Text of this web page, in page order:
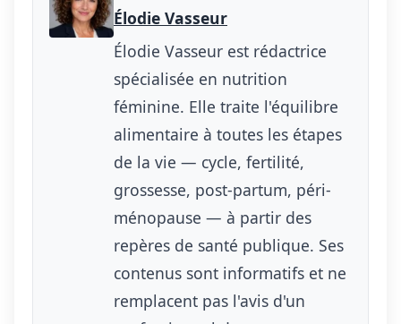
Élodie Vasseur
Élodie Vasseur est rédactrice
spécialisée en nutrition
féminine. Elle traite l'équilibre
alimentaire à toutes les étapes
de la vie — cycle, fertilité,
grossesse, post-partum, péri-
ménopause — à partir des
repères de santé publique. Ses
contenus sont informatifs et ne
remplacent pas l'avis d'un